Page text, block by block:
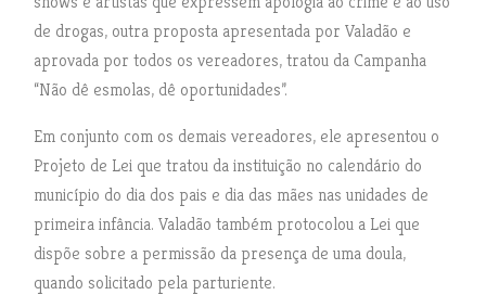
de drogas, outra proposta apresentada por Valadão e
aprovada por todos os vereadores, tratou da Campanha
“Não dê esmolas, dê oportunidades”.
Em conjunto com os demais vereadores, ele apresentou o
Projeto de Lei que tratou da instituição no calendário do
município do dia dos pais e dia das mães nas unidades de
primeira infância. Valadão também protocolou a Lei que
dispõe sobre a permissão da presença de uma doula,
quando solicitado pela parturiente.